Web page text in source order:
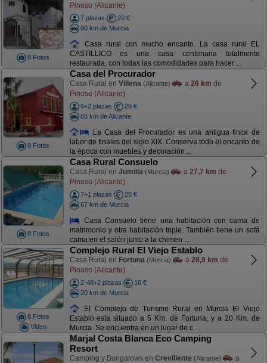
8 Fotos
Pinoso (Alicante)
7 plazas
20 €
90 km de Murcia
Casa rural con mucho encanto. La casa rural EL
CASTILLICO es una casa centenaria totalmente
restaurada, con todas las comodidades para hacer ...
8 Fotos
Casa del Procurador
Casa Rural en Villena (Alicante) a 26 km de
Pinoso (Alicante)
6+2 plazas
26 €
65 km de Alicante
La Casa del Procurador es una antigua finca de
labor de finales del siglo XIX. Conserva todo el encanto de
la época con muebles y decoración ...
8 Fotos
Casa Rural Consuelo
Casa Rural en Jumilla (Murcia) a 27,7 km de
Pinoso (Alicante)
7+1 plazas
25 €
67 km de Murcia
Casa Consuelo tiene una habitación con cama de
matrimonio y otra habitación triple. También tiene un sofá
cama en el salón junto a la chimen ...
8 Fotos
Video
Complejo Rural El Viejo Establo
Casa Rural en Fortuna (Murcia) a 28,9 km de
Pinoso (Alicante)
2-48+2 plazas
16 €
20 km de Murcia
El Complejo de Turismo Rural en Murcia El Viejo
Establo esta situado a 5 Km. de Fortuna, y a 20 Km. de
Murcia. Se encuentra en un lugar de c ...
Marjal Costa Blanca Eco Camping
Resort
Camping y Bungalows en Crevillente (Alicante)
a